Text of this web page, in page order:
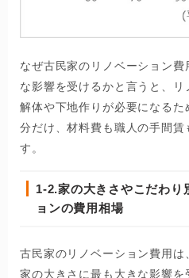
なぜ古民家のリノベーション費
な影響を受けるかと言うと、
解体や下地作りが必要になる
分だけ、材料費も職人の手間
す。
1-2.家の大きさやこだわり
ョンの費用相場
古民家のリノベーション費用は
家の大きさに最も大きな影響